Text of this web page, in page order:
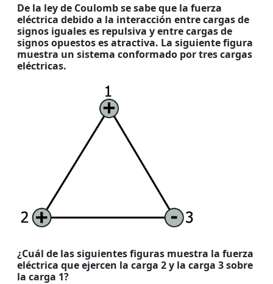
De la ley de Coulomb se sabe que la fuerza
eléctrica debido a la interacción entre cargas de
signos iguales es repulsiva y entre cargas de
signos opuestos es atractiva. La siguiente figura
muestra un sistema conformado por tres cargas
eléctricas.
¿Cuál de las siguientes figuras muestra la fuerza
eléctrica que ejercen la carga 2 y la carga 3sobre
la carga 1?